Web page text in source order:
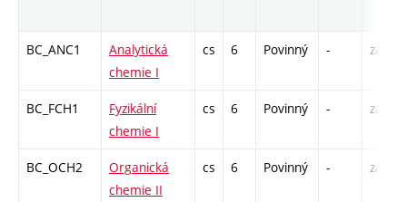
BC_ANC1
Analytická
chemie I
cs 6 Povinný - zá,zk
BC_FCH1
Fyzikální
chemie I
cs 6 Povinný - zá,zk
BC_OCH2
Organická
chemie II
cs 6 Povinný - zá,zk